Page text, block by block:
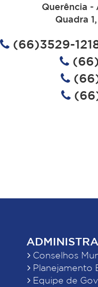
Querência -
Quadra
(66)3529-
Conselhos
Planejamento
Equipe de